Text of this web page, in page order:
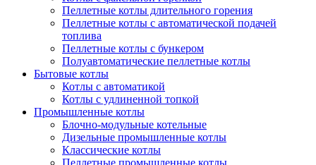
Пеллетные котлы длительного горения
Пеллетные котлы с автоматической подачей
топлива
Пеллетные котлы с бункером
Полуавтоматические пеллетные котлы
Бытовые котлы
Котлы с автоматикой
Котлы с удлиненной топкой
Промышленные котлы
Блочно-модульные котельные
Дизельные промышленные котлы
Классические котлы
Пеллетные промышленные котлы